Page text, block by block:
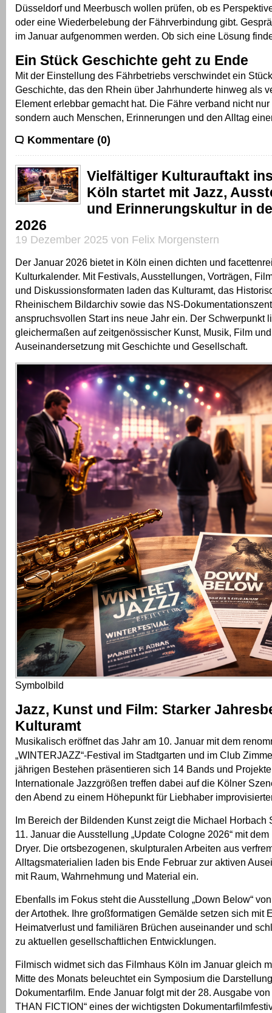
Düsseldorf und Meerbusch wollen prüfen, ob es
oder eine Wiederbelebung der Fährverbindung gibt.
im Januar aufgenommen werden. Ob sich eine Lösung
Ein Stück Geschichte geht zu Ende
Mit der Einstellung des Fährbetriebs verschwindet ein
Geschichte, das den Rhein über Jahrhunderte hinweg als
Element erlebbar gemacht hat. Die Fähre verband nicht nur
sondern auch Menschen, Erinnerungen und den Alltag
Kommentare (0)
Vielfältiger Kulturauftakt
Köln startet mit Jazz,
und Erinnerungskultur in
2026
19 Dezember 2025 von Felix Morgenstern
Der Januar 2026 bietet in Köln einen dichten und
Kulturkalender. Mit Festivals, Ausstellungen, Vorträgen,
und Diskussionsformaten laden das Kulturamt, das
Rheinischem Bildarchiv sowie das NS-
anspruchsvollen Start ins neue Jahr ein. Der Schwerpunkt
gleichermaßen auf zeitgenössischer Kunst, Musik, Film
Auseinandersetzung mit Geschichte und Gesellschaft.
Symbolbild
Jazz, Kunst und Film: Starker
Kulturamt
Musikalisch eröffnet das Jahr am 10. Januar mit dem
„WINTERJAZZ“-Festival im Stadtgarten und im Club
jährigen Bestehen präsentieren sich 14 Bands und
Internationale Jazzgrößen treffen dabei auf die Kölner
den Abend zu einem Höhepunkt für Liebhaber
Im Bereich der Bildenden Kunst zeigt die Michael Horbach
11. Januar die Ausstellung „Update Cologne 2026“ mit
Dryer. Die ortsbezogenen, skulpturalen Arbeiten aus
Alltagsmaterialien laden bis Ende Februar zur aktiven
mit Raum, Wahrnehmung und Material ein.
Ebenfalls im Fokus steht die Ausstellung „Down Below“
der Artothek. Ihre großformatigen Gemälde setzen sich mit
Heimatverlust und familiären Brüchen auseinander und
zu aktuellen gesellschaftlichen Entwicklungen.
Filmisch widmet sich das Filmhaus Köln im Januar gleich
Mitte des Monats beleuchtet ein Symposium die
Dokumentarfilm. Ende Januar folgt mit der 28. Ausgabe
THAN FICTION“ eines der wichtigsten